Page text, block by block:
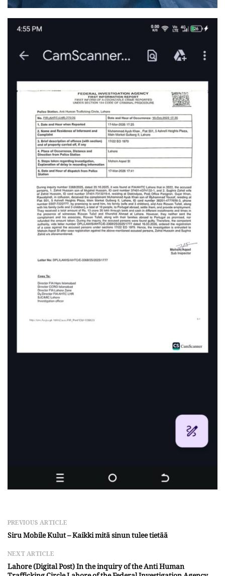
PREVIOUS ARTICLE
Siru Mobile Kulut – Kaikki mitä sinun tulee tietää
NEXT ARTICLE
Lahore (Digital Post) In the inquiry of the Anti Human